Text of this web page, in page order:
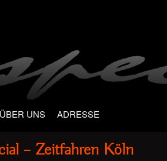
ÜBER UNS ADRESSE
– Zeitfahren Köln